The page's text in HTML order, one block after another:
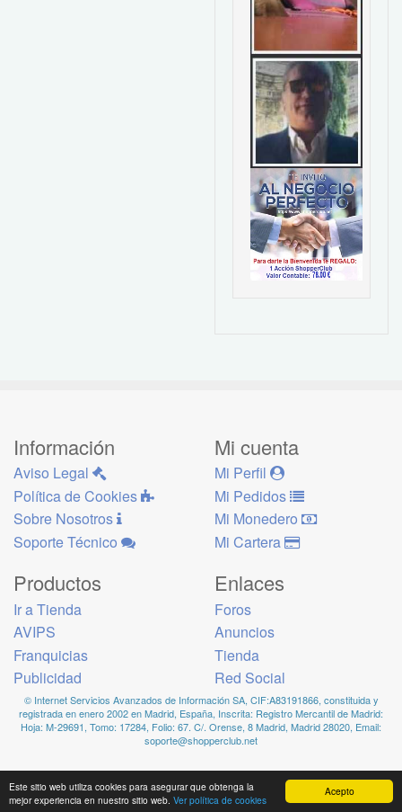
Acepto
Este sitio web utiliza cookies para asegurar que obtenga la
mejor experiencia en nuestro sitio web. Ver política de cookies
Información
Aviso Legal
Política de Cookies
Sobre Nosotros
Soporte Técnico
Mi cuenta
Mi Perfil
Mi Pedidos
Mi Monedero
Mi Cartera
Productos
Ir a Tienda
AVIPS
Franquicias
Publicidad
Enlaces
Foros
Anuncios
Tienda
Red Social
© Internet Servicios Avanzados de Información SA, CIF:A83191866, constituida y
registrada en enero 2002 en Madrid, España, Inscrita: Registro Mercantil de Madrid:
Hoja: M-29691, Tomo: 17284, Folio: 67. C/. Orense, 8 Madrid, Madrid 28020, Email:
soporte@shopperclub.net